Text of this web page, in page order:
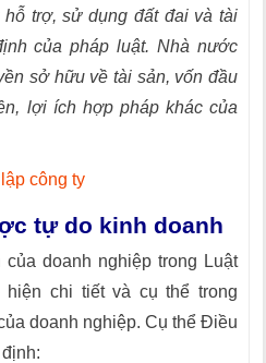
trợ, sử dụng đất đai và tài
của pháp luật. Nhà nước
sở hữu về tài sản, vốn đầu
lợi ích hợp pháp khác của
công ty
tự do kinh doanh
doanh nghiệp trong Luật
chi tiết và cụ thể trong
doanh nghiệp. Cụ thể Điều